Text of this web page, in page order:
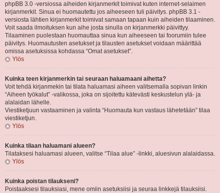
phpBB 3.0 -versiossa aiheiden kirjanmerkit toimivat kuten internet-selaimen
kirjanmerkit. Sinua ei huomautettu jos aiheeseen tuli päivitys. phpBB 3.1 -
versiosta lähtien kirjanmerkit toimivat samaan tapaan kuin aiheiden tilaaminen.
Voit saada ilmoituksen kun aihe josta sinulla on kirjanmerkki päivittyy.
Tilaaminen puolestaan huomauttaa sinua kun aiheeseen tai foorumiin tulee
päivitys. Huomautusten asetukset ja tilausten asetukset voidaan määrittää
omissa asetuksissa kohdassa “Omat asetukset”.
Ylös
Kuinka teen kirjanmerkin tai seuraan haluamaani aihetta?
Voit tehdä kirjanmekin tai tilata haluamasi aiheen valitsemalla sopivan linkin
“Aiheen työkalut” -valikossa, joka on sijoitettu kätevästi keskustelun ylä- ja
alalaidan lähelle.
Viestiketjuun vastaaminen ja valinta “Huomauta kun vastaus lähetetään” tilaa
viestiketjun.
Ylös
Kuinka tilaan haluamani alueen?
Tilataksesi haluamasi alueen, valitse “Tilaa alue” -linkki, aluesivun alalaidassa.
Ylös
Kuinka poistan tilaukseni?
Poistaaksesi tilauksiasi, mene omiin asetuksiisi ja seuraa linkkejä tilauksiisi.